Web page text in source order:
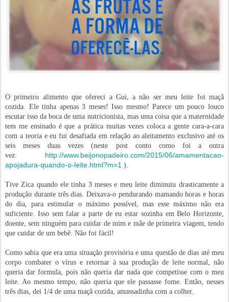
O primeiro alimento que ofereci a Gui, a não ser meu leite foi maçã
cozida. Ele tinha apenas 3 meses! Isso mesmo! Parece um pouco louco
escutar isso da boca de uma nutricionista, mas uma coisa que a maternidade
tem me ensinado é que a prática muitas vezes coloca a gente cara-a-cara
com a teoria e eu fui desafiada em relação ao aleitamento exclusivo até os
seis meses duas vezes (neste post conto como foi a outra
vez: http://www.beijonopadeiro.com/2015/06/amamentacao-
apojadura-quando-o-leite.html?m=1 ).
Tive Zica quando ele tinha 3 meses e meu leite diminuiu drasticamente a
produção durante três dias. Deixava-o pendurando mamando horas e horas
do dia, para estimular o máximo possível, mas esse máximo não era
suficiente. Isso sem falar a parte de eu estar sozinha em Belo Horizonte,
doente, sem ninguém para cuidar de mim e mãe de primeira viagem, tendo
que cuidar de um bebê. Não foi fácil!
Como sabia que era uma situação provisória e uma questão de dias até meu
corpo combater o vírus e retornar à sua produção de leite normal, não
queria dar formula, pois não queria dar nada que competisse com o meu
leite. Ao mesmo tempo, não queria que ele passasse fome. Então, nesses
três dias, dei 1/4 de uma maçã cozida, amassadinha com a colher.